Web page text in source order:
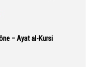
– Ayat al-Kursi